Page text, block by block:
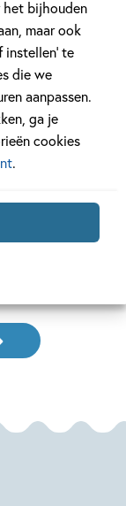
het bijhouden
maar ook
te
die we
aanpassen.
ga je
cookies
.
28 MEI 2024
Ons
Kinderpanel